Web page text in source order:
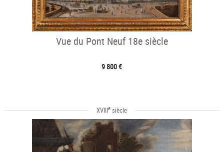
Vue du Pont Neuf 18e siècle
9 800 €
XVIIIe siècle